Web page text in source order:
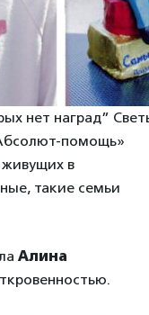
нет наград”
помощь»
живущих в
такие семьи
Алина